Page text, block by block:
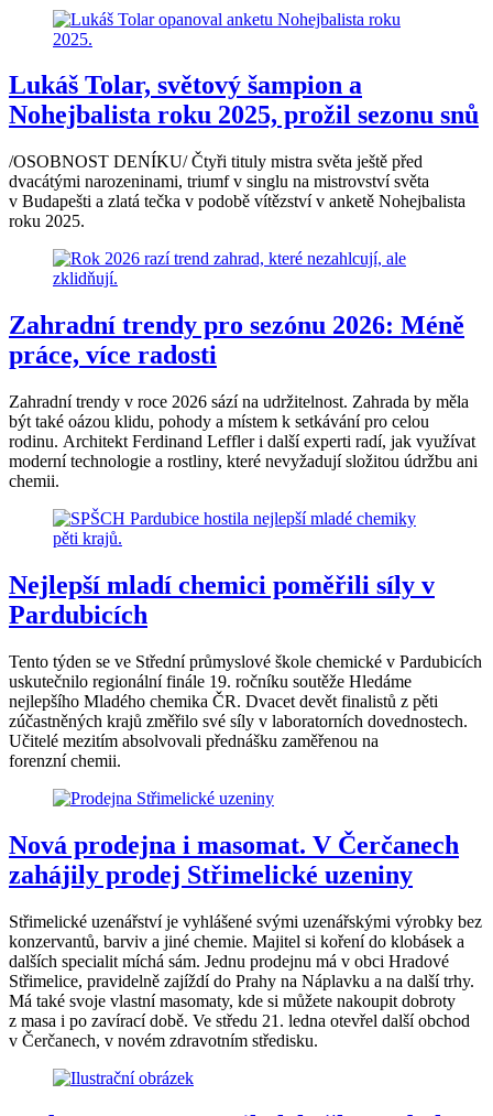
Lukáš Tolar, světový šampion a
Nohejbalista roku 2025, prožil sezonu snů
/OSOBNOST DENÍKU/ Čtyři tituly mistra světa ještě před
dvacátými narozeninami, triumf v singlu na mistrovství světa
v Budapešti a zlatá tečka v podobě vítězství v anketě Nohejbalista
roku 2025.
Zahradní trendy pro sezónu 2026: Méně
práce, více radosti
Zahradní trendy v roce 2026 sází na udržitelnost. Zahrada by měla
být také oázou klidu, pohody a místem k setkávání pro celou
rodinu. Architekt Ferdinand Leffler i další experti radí, jak využívat
moderní technologie a rostliny, které nevyžadují složitou údržbu ani
chemii.
Nejlepší mladí chemici poměřili síly v
Pardubicích
Tento týden se ve Střední průmyslové škole chemické v Pardubicích
uskutečnilo regionální finále 19. ročníku soutěže Hledáme
nejlepšího Mladého chemika ČR. Dvacet devět finalistů z pěti
zúčastněných krajů změřilo své síly v laboratorních dovednostech.
Učitelé mezitím absolvovali přednášku zaměřenou na
forenzní chemii.
Nová prodejna i masomat. V Čerčanech
zahájily prodej Střimelické uzeniny
Střimelické uzenářství je vyhlášené svými uzenářskými výrobky bez
konzervantů, barviv a jiné chemie. Majitel si koření do klobásek a
dalších specialit míchá sám. Jednu prodejnu má v obci Hradové
Střimelice, pravidelně zajíždí do Prahy na Náplavku a na další trhy.
Má také svoje vlastní masomaty, kde si můžete nakoupit dobroty
z masa i po zavírací době. Ve středu 21. ledna otevřel další obchod
v Čerčanech, v novém zdravotním středisku.